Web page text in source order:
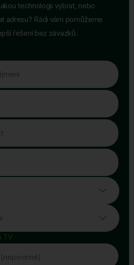
technologii vybrat, nebo
adresu? Rádi vám pomůžeme
řešení bez závazků.
TV